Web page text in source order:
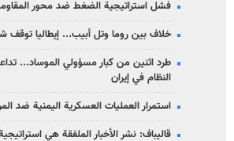
فشل استراتيجية الضغط ضد محور
خلاف بين روما وتل أبيب... إيطاليا توقف
طرد اثنين من كبار مسؤولي الموساد...
النظام في إيران
استمرار العمليات العسكرية اليمنية ضد
قاليباف: نشر الأخبار الملفقة هي